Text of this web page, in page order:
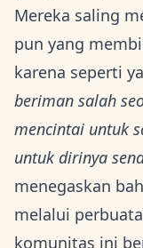
Mereka saling
pun yang
beriman salah
mencintai untuk
untuk dirinya
menegaskan
melalui
komunitas ini